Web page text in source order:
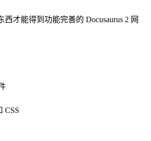
才能得到功能完善的 Docusaurus 2 网
CSS